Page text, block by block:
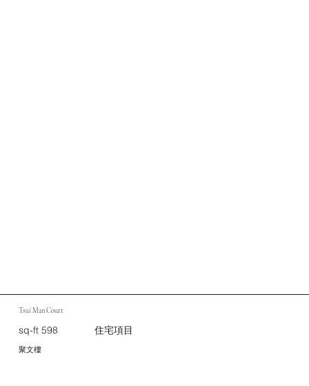
Tsui Man Court
sq-ft 598 住宅項目
​聚文樓